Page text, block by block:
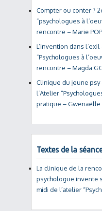
Compter ou conter ?
“psychologues à
rencontre – Marie
L’invention dans
“Psychologues à
rencontre – Magda
Clinique du jeune psy
l’Atelier
pratique – Gwenaëlle
Textes de la
La clinique de la
psychologue invente
midi de l’atelier